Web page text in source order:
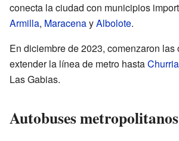
conecta la ciudad con municipios
Armilla, MaracenayAlbolote.
En diciembre de 2023, comenzaron las
extender la línea de metro hasta
Las Gabias.
Autobuses metropolitanos